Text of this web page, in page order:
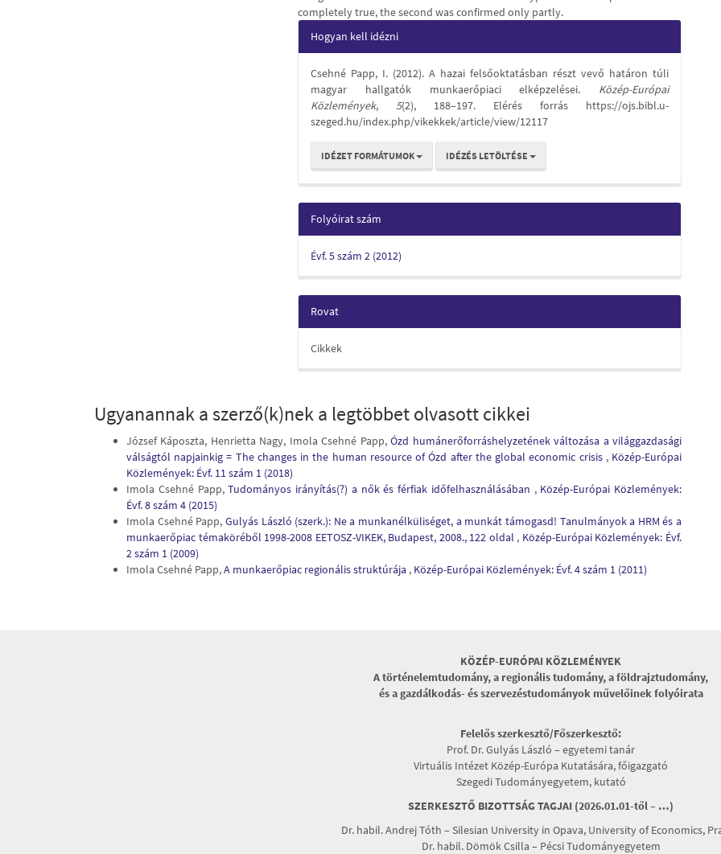
completely true, the second was confirmed only partly.
Article
Details
Hogyan kell idézni
Csehné Papp, I. (2012). A hazai felsőoktatásban részt vevő határon túli
magyar hallgatók munkaerőpiaci elképzelései. Közép-Európai
Közlemények, 5(2), 188–197. Elérés forrás https://ojs.bibl.u-
szeged.hu/index.php/vikekkek/article/view/12117
IDÉZET FORMÁTUMOK IDÉZÉS LETÖLTÉSE
Folyóirat szám
Évf. 5 szám 2 (2012)
Rovat
Cikkek
Ugyanannak a szerző(k)nek a legtöbbet olvasott cikkei
József Káposzta, Henrietta Nagy, Imola Csehné Papp,Ózd humánerőforráshelyzetének változása a világgazdasági
válságtól napjainkig = The changes in the human resource of Ózd after the global economic crisis , Közép-Európai
Közlemények: Évf. 11 szám 1 (2018)
Imola Csehné Papp,Tudományos irányítás(?) a nők és férfiak időfelhasználásában , Közép-Európai Közlemények:
Évf. 8 szám 4 (2015)
Imola Csehné Papp, Gulyás László (szerk.): Ne a munkanélküliséget, a munkát támogasd! Tanulmányok a HRM és a
munkaerőpiac témaköréből 1998-2008 EETOSZ-VIKEK, Budapest, 2008., 122 oldal , Közép-Európai Közlemények: Évf.
2 szám 1 (2009)
Imola Csehné Papp,A munkaerőpiac regionális struktúrája , Közép-Európai Közlemények: Évf. 4 szám 1 (2011)
KÖZÉP-EURÓPAI KÖZLEMÉNYEK
A történelemtudomány, a regionális tudomány, a földrajztudomány,
és a gazdálkodás- és szervezéstudományok művelőinek folyóirata
Felelős szerkesztő/Főszerkesztő:
Prof. Dr. Gulyás László – egyetemi tanár
Virtuális Intézet Közép-Európa Kutatására, főigazgató
Szegedi Tudományegyetem, kutató
SZERKESZTŐ BIZOTTSÁG TAGJAI (2026.01.01-től – …)
Dr. habil. Andrej Tóth – Silesian University in Opava, University of Economics,
Dr. habil. Dömök Csilla – Pécsi Tudományegyetem